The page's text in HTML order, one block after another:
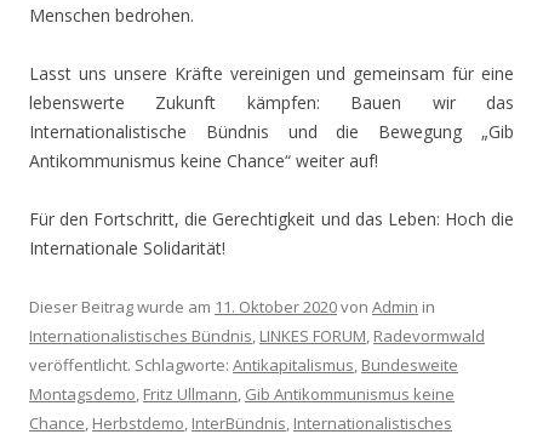
Menschen bedrohen.
Lasst uns unsere Kräfte vereinigen und gemeinsam für eine
lebenswerte Zukunft kämpfen: Bauen wir das
Internationalistische Bündnis und die Bewegung „Gib
Antikommunismus keine Chance“ weiter auf!
Für den Fortschritt, die Gerechtigkeit und das Leben: Hoch die
Internationale Solidarität!
Dieser Beitrag wurde am 11. Oktober 2020von Admin in
Internationalistisches Bündnis, LINKES FORUM, Radevormwald
veröffentlicht. Schlagworte: Antikapitalismus, Bundesweite
Montagsdemo, Fritz Ullmann, Gib Antikommunismus keine
Chance, Herbstdemo, InterBündnis, Internationalistisches